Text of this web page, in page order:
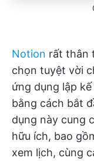
Notion rất thân
chọn tuyệt vời
ứng dụng lập
bằng cách bắt
dụng này cung
hữu ích, bao
xem lịch, cùng